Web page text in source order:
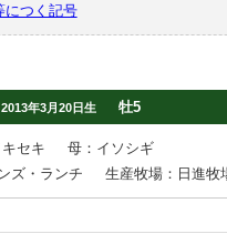
につく記号
2013年3月20日生 牡5
セキ
母：イソシギ
ズ・ランチ
生産牧場：日進牧